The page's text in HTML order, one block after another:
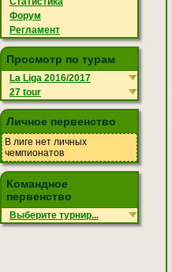
Форум
Регламент
Просмотр по турам
La Liga 2016/2017
27 tour
Личное первенство
В лиге нет личных
чемпионатов
Командное
первенство
Выберите турнир...